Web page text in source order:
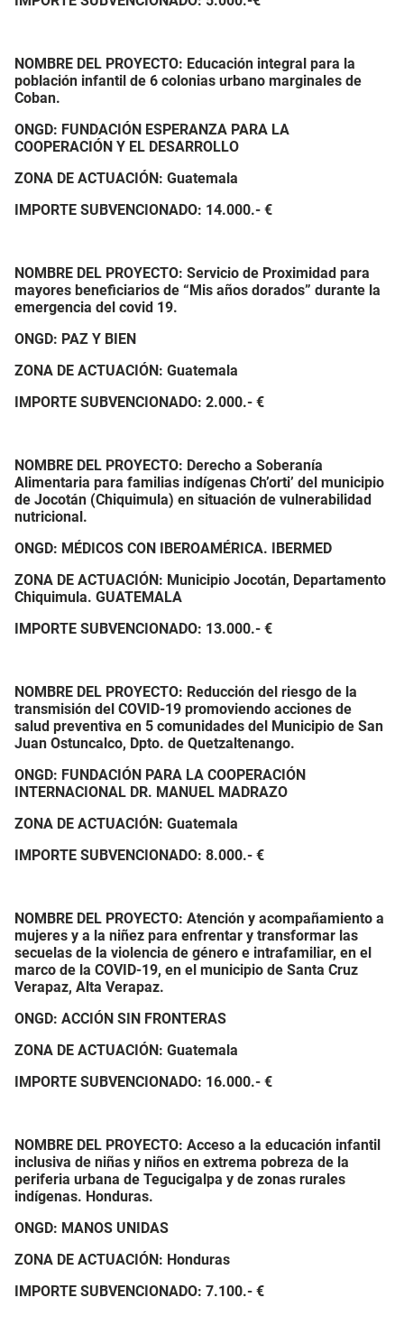
NOMBRE DEL PROYECTO: Educación integral para la
población infantil de 6 colonias urbano marginales de
Coban.
ONGD: FUNDACIÓN ESPERANZA PARA LA
COOPERACIÓN Y EL DESARROLLO
ZONA DE ACTUACIÓN: Guatemala
IMPORTE SUBVENCIONADO: 14.000.- €
NOMBRE DEL PROYECTO: Servicio de Proximidad para
mayores beneficiarios de “Mis años dorados” durante la
emergencia del covid 19.
ONGD: PAZ Y BIEN
ZONA DE ACTUACIÓN: Guatemala
IMPORTE SUBVENCIONADO: 2.000.- €
NOMBRE DEL PROYECTO: Derecho a Soberanía
Alimentaria para familias indígenas Ch’orti’ del municipio
de Jocotán (Chiquimula) en situación de vulnerabilidad
nutricional.
ONGD: MÉDICOS CON IBEROAMÉRICA. IBERMED
ZONA DE ACTUACIÓN: Municipio Jocotán, Departamento
Chiquimula. GUATEMALA
IMPORTE SUBVENCIONADO: 13.000.- €
NOMBRE DEL PROYECTO: Reducción del riesgo de la
transmisión del COVID-19 promoviendo acciones de
salud preventiva en 5 comunidades del Municipio de San
Juan Ostuncalco, Dpto. de Quetzaltenango.
ONGD: FUNDACIÓN PARA LA COOPERACIÓN
INTERNACIONAL DR. MANUEL MADRAZO
ZONA DE ACTUACIÓN: Guatemala
IMPORTE SUBVENCIONADO: 8.000.- €
NOMBRE DEL PROYECTO: Atención y acompañamiento a
mujeres y a la niñez para enfrentar y transformar las
secuelas de la violencia de género e intrafamiliar, en el
marco de la COVID-19, en el municipio de Santa Cruz
Verapaz, Alta Verapaz.
ONGD: ACCIÓN SIN FRONTERAS
ZONA DE ACTUACIÓN: Guatemala
IMPORTE SUBVENCIONADO: 16.000.- €
NOMBRE DEL PROYECTO: Acceso a la educación infantil
inclusiva de niñas y niños en extrema pobreza de la
periferia urbana de Tegucigalpa y de zonas rurales
indígenas. Honduras.
ONGD: MANOS UNIDAS
ZONA DE ACTUACIÓN: Honduras
IMPORTE SUBVENCIONADO: 7.100.- €